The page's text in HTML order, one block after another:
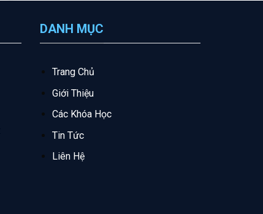
DANH MỤC
Trang Chủ
Giới Thiệu
Các Khóa Học
Tin Tức
Liên Hệ